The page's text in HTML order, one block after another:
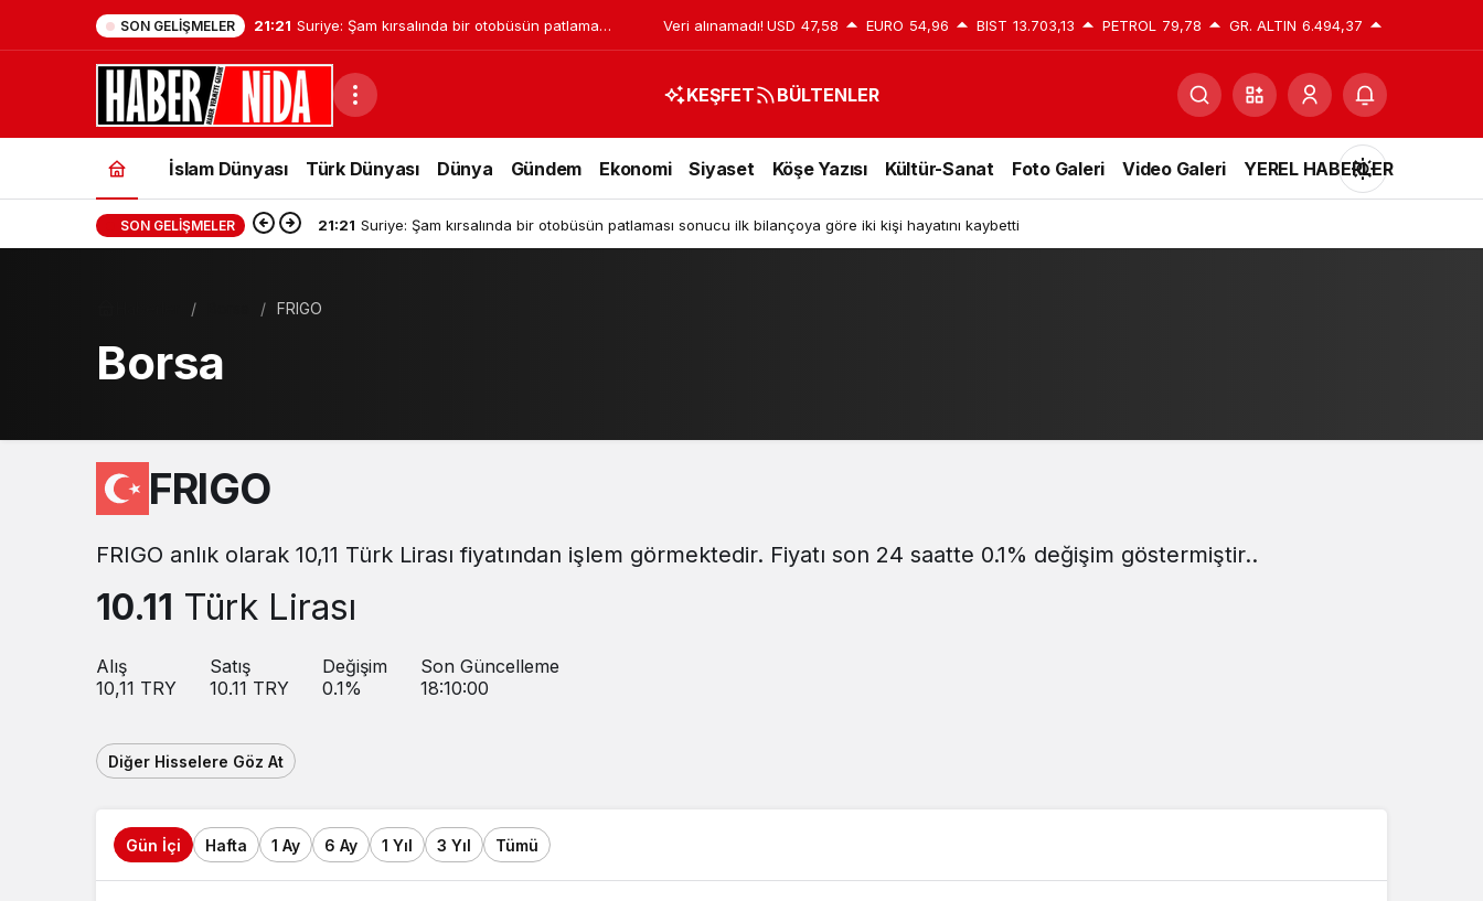
SON GELIŞMELER 21:21 Suriye: Şam kırsalında bir otobüsün patlaması
sonucu ilk bilançoya göre iki kişi hayatını
kaybetti
Veri alınamadı! USD 47,58 EURO 54,96 BIST 13.703,13 PETROL 79,78 GR. ALTIN 6.494,37
KEŞFET BÜLTENLER
İslam Dünyası Türk Dünyası Dünya Gündem Ekonomi Siyaset Köşe Yazısı Kültür-Sanat Foto Galeri Video Galeri YEREL HABERLER
Mod
değiştir
Sistem modunu seçin.
SON GELIŞMELER 21:21 Suriye: Şam kırsalında bir otobüsün patlaması sonucu ilk bilançoya göre iki kişi hayatını kaybetti
FRIGO
Borsa
FRIGO
FRIGO anlık olarak 10,11 Türk Lirası fiyatından işlem görmektedir. Fiyatı son 24 saatte 0.1% değişim göstermiştir..
10.11 Türk Lirası
Alış
10,11 TRY
Satış
10.11 TRY
Değişim
0.1%
Son Güncelleme
18:10:00
Diğer Hisselere Göz At
Gün İçi Hafta 1 Ay 6 Ay 1 Yıl 3 Yıl Tümü